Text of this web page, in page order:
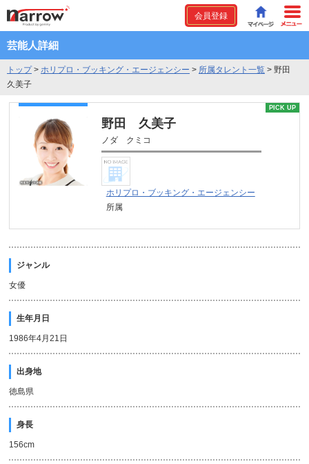
会員登録
芸能人詳細
トップ> ホリプロ・ブッキング・エージェンシー > 所属タレント一覧 > 野田
久美子
PICK UP
野田 久美子
ノダ クミコ
ホリプロ・ブッキング・エージェンシー
所属
ジャンル
女優
生年月日
1986年4月21日
出身地
徳島県
身長
156cm